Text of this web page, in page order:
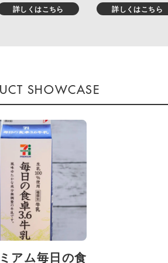
詳しくはこちら 詳しくはこちら
アム毎日の食